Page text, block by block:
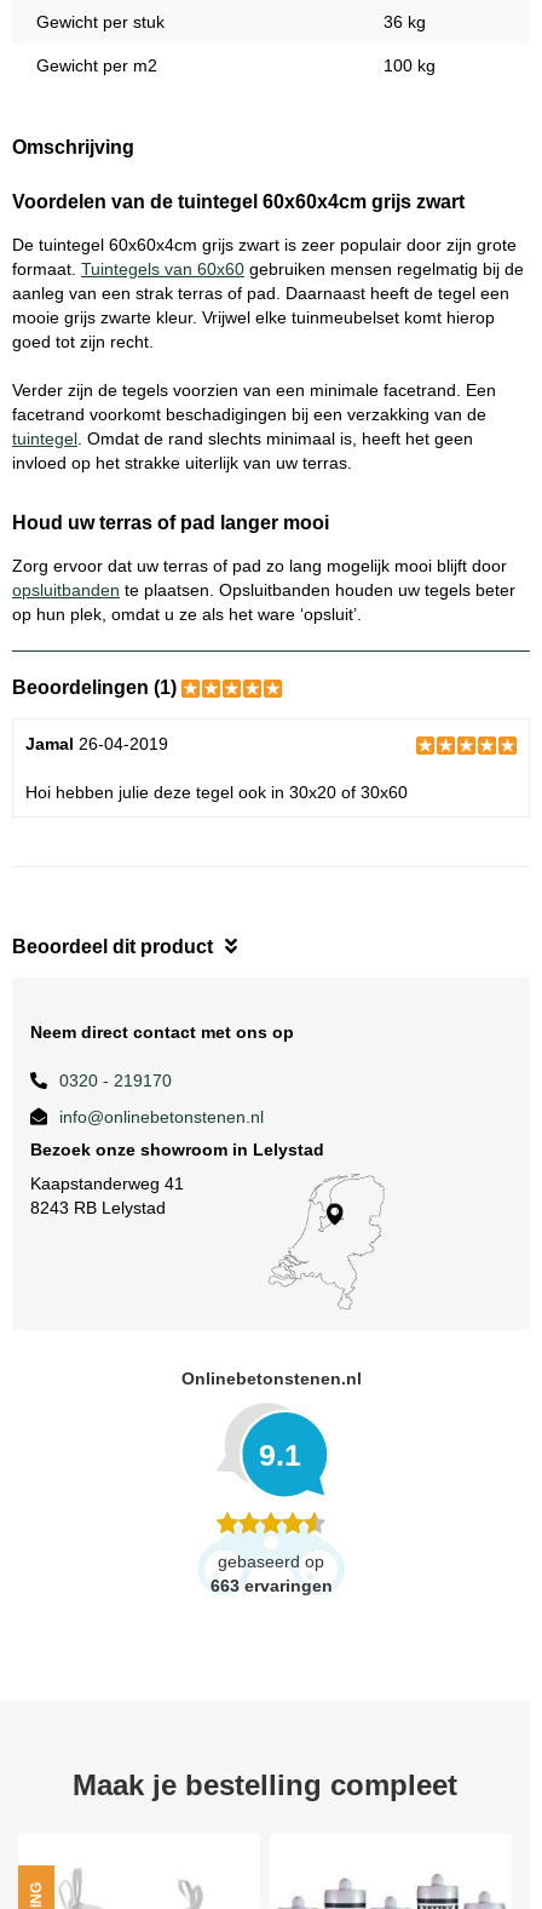
Gewicht per stuk 36 kg
Gewicht per m2 100 kg
Omschrijving
Voordelen van de tuintegel 60x60x4cm grijs zwart
De tuintegel 60x60x4cm grijs zwart is zeer populair door zijn grote
formaat. Tuintegels van 60x60 gebruiken mensen regelmatig bij de
aanleg van een strak terras of pad. Daarnaast heeft de tegel een
mooie grijs zwarte kleur. Vrijwel elke tuinmeubelset komt hierop
goed tot zijn recht.
Verder zijn de tegels voorzien van een minimale facetrand. Een
facetrand voorkomt beschadigingen bij een verzakking van de
tuintegel . Omdat de rand slechts minimaal is, heeft het geen
invloed op het strakke uiterlijk van uw terras.
Houd uw terras of pad langer mooi
Zorg ervoor dat uw terras of pad zo lang mogelijk mooi blijft door
opsluitbanden te plaatsen. Opsluitbanden houden uw tegels beter
op hun plek, omdat u ze als het ware ‘opsluit’.
Beoordelingen (1)
Jamal 26-04-2019
Hoi hebben julie deze tegel ook in 30x20 of 30x60
Beoordeel dit product
Neem direct contact met ons op
0320 - 219170
info@onlinebetonstenen.nl
Bezoek onze showroom in Lelystad
Kaapstanderweg 41
8243 RB Lelystad
Onlinebetonstenen.nl
9.1
gebaseerd op
663 ervaringen
Maak je bestelling compleet